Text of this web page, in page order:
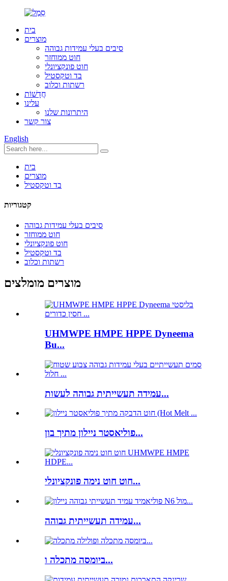
בית
מוצרים
סיבים בעלי עמידות גבוהה
חוט ממוחזר
חוט פונקציונלי
בד וטקסטיל
רשתות וכלוב
חֲדָשׁוֹת
עלינו
היתרונות שלנו
צור קשר
English
בית
מוצרים
בד וטקסטיל
קטגוריות
סיבים בעלי עמידות גבוהה
חוט ממוחזר
חוט פונקציונלי
בד וטקסטיל
רשתות וכלוב
מוצרים מומלצים
UHMWPE HMPE HPPE Dyneema
Bu...
עמידה תעשייתית גבוהה לעשות...
פוליאסטר ניילון מתיך בון...
חוט חוט נימה פונקציונלי...
עמידה תעשייתית גבוהה...
ביומסה מתכלה ו...